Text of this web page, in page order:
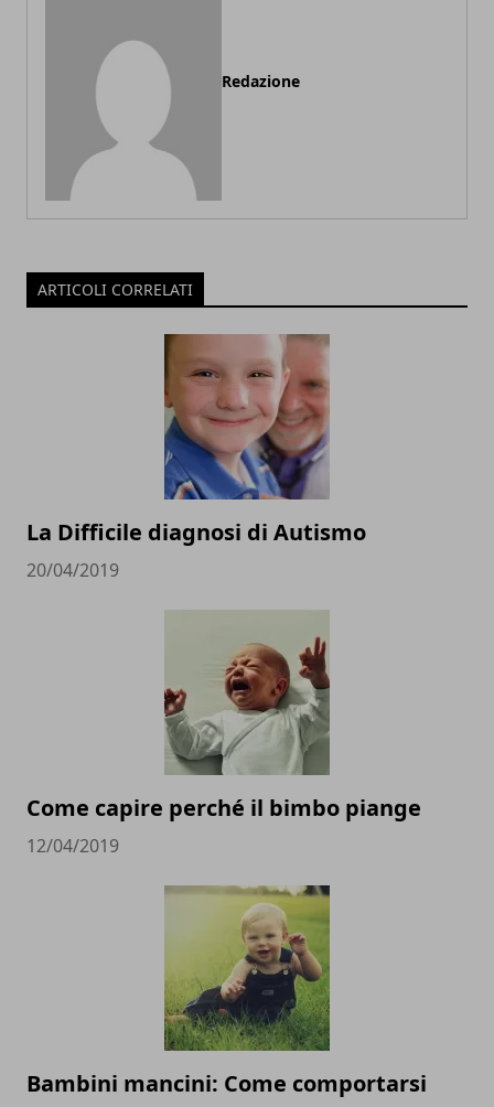
Redazione
ARTICOLI CORRELATI
La Difficile diagnosi di Autismo
20/04/2019
Come capire perché il bimbo piange
12/04/2019
Bambini mancini: Come comportarsi